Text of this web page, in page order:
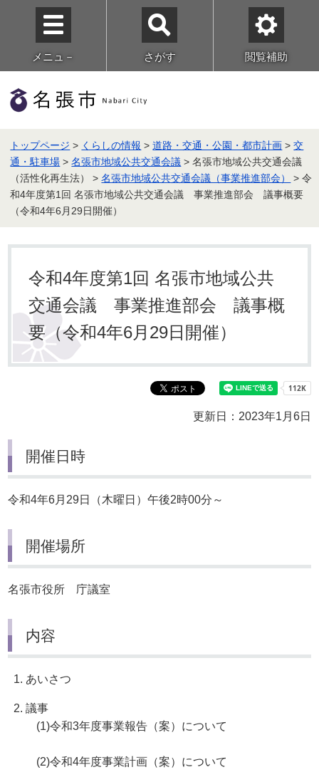
メニュ－ さがす 閲覧補助
トップページ > くらしの情報 >道路・交通・公園・都市計画 >交
通・駐車場 >名張市地域公共交通会議 > 名張市地域公共交通会議
（活性化再生法） >名張市地域公共交通会議（事業推進部会）
> 令
和4年度第1回 名張市地域公共交通会議 事業推進部会 議事概要
（令和4年6月29日開催）
令和4年度第1回 名張市地域公共
交通会議 事業推進部会 議事概
要（令和4年6月29日開催）
更新日：2023年1月6日
開催日時
令和4年6月29日（木曜日）午後2時00分～
開催場所
名張市役所 庁議室
内容
1. あいさつ
2. 議事
(1)令和3年度事業報告（案）について
(2)令和4年度事業計画（案）について